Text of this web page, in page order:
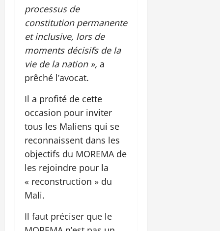
processus de
constitution permanente
et inclusive, lors de
moments décisifs de la
vie de la nation », a
prêché l’avocat.
Il a profité de cette
occasion pour inviter
tous les Maliens qui se
reconnaissent dans les
objectifs du MOREMA de
les rejoindre pour la
« reconstruction » du
Mali.
Il faut préciser que le